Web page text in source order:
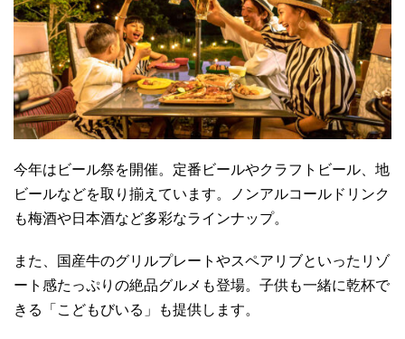
今年はビール祭を開催。定番ビールやクラフトビール、地
ビールなどを取り揃えています。ノンアルコールドリンク
も梅酒や日本酒など多彩なラインナップ。
また、国産牛のグリルプレートやスペアリブといったリゾ
ート感たっぷりの絶品グルメも登場。子供も一緒に乾杯で
きる「こどもびいる」も提供します。